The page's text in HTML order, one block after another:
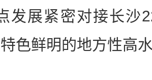
发展紧密对接长沙
色鲜明的地方性高